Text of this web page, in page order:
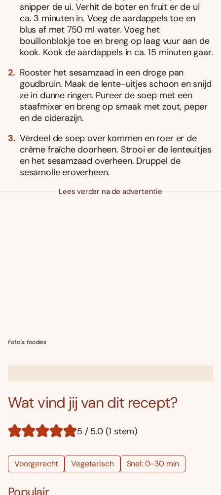
snipper de ui. Verhit de boter en fruit er de ui
ca. 3 minuten in. Voeg de aardappels toe en
blus af met 750 ml water. Voeg het
bouillonblokje toe en breng op laag vuur aan de
kook. Kook de aardappels in ca. 15 minuten gaar.
Rooster het sesamzaad in een droge pan
goudbruin. Maak de lente-uitjes schoon en snijd
ze in dunne ringen. Pureer de soep met een
staafmixer en breng op smaak met zout, peper
en de ciderazijn.
Verdeel de soep over kommen en roer er de
crème fraîche doorheen. Strooi er de lenteuitjes
en het sesamzaad overheen. Druppel de
sesamolie eroverheen.
Lees verder na de advertentie
Foto’s: foodies
Wat vind jij van dit recept?
5 / 5.0 (1 stem)
Voorgerecht Vegetarisch Snel: 0-30 min
Populair